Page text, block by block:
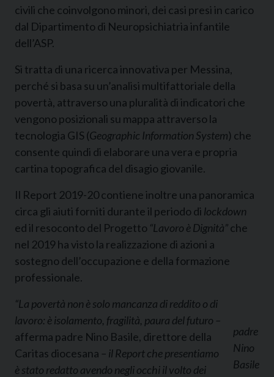
civili che coinvolgono minori, dei casi presi in carico
dal Dipartimento di Neuropsichiatria infantile
dell’ASP.
Si tratta di una ricerca innovativa per Messina,
perché si basa su un’analisi multifattoriale della
povertà, attraverso una pluralità di indicatori che
vengono posizionali su mappa attraverso la
tecnologia GIS (Geographic Information System) che
consente quindi di elaborare una vera e propria
cartina topografica del disagio giovanile.
Il Report 2019-20 contiene inoltre una panoramica
circa gli aiuti forniti durante il periodo di lockdown
ed il resoconto del Progetto “Lavoro è Dignità”che
nel 2019 ha visto la realizzazione di azioni a
sostegno dell’occupazione e della formazione
professionale.
padre
Nino
Basile
“La povertà non è solo mancanza di reddito o di
lavoro: è isolamento, fragilità, paura del futuro –
afferma padre Nino Basile, direttore della
Caritas diocesana – il Report che presentiamo
è stato redatto avendo negli occhi il volto dei